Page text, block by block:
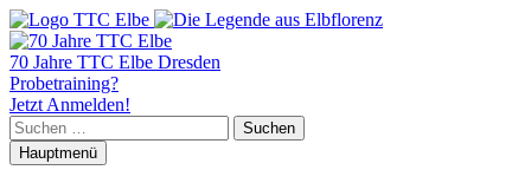
70 Jahre TTC Elbe Dresden
Probetraining?
Jetzt Anmelden!
Suchen
nach:
Hauptmenü